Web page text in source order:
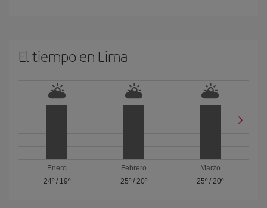
El tiempo en Lima
Enero
24º/ 19º
Febrero
25º/ 20º
Marzo
25º /20º